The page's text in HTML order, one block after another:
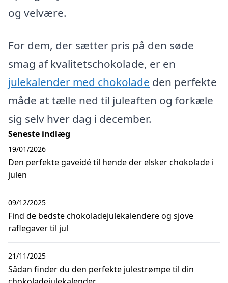
og velvære.
For dem, der sætter pris på den søde
smag af kvalitetschokolade, er en
julekalender med chokolade den perfekte
måde at tælle ned til juleaften og forkæle
sig selv hver dag i december.
Seneste indlæg
Den perfekte gaveidé til hende der elsker chokolade i
julen
19/01/2026
Find de bedste chokoladejulekalendere og sjove
raflegaver til jul
09/12/2025
Sådan finder du den perfekte julestrømpe til din
21/11/2025